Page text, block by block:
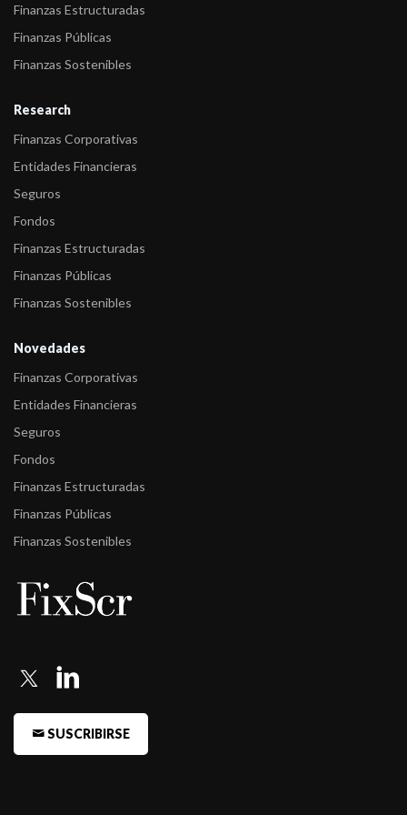
Finanzas Estructuradas
Finanzas Públicas
Finanzas Sostenibles
Research
Finanzas Corporativas
Entidades Financieras
Seguros
Fondos
Finanzas Estructuradas
Finanzas Públicas
Finanzas Sostenibles
Novedades
Finanzas Corporativas
Entidades Financieras
Seguros
Fondos
Finanzas Estructuradas
Finanzas Públicas
Finanzas Sostenibles
SUSCRIBIRSE